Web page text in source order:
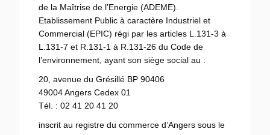
de la Maîtrise de l’Energie (ADEME).
Etablissement Public à caractère Industriel et
Commercial (EPIC) régi par les articles L.131-3 à
L.131-7 et R.131-1 à R.131-26 du Code de
l’environnement, ayant son siège social au :
20, avenue du Grésillé BP 90406
49004 Angers Cedex 01
Tél. : 02 41 20 41 20
inscrit au registre du commerce d’Angers sous le